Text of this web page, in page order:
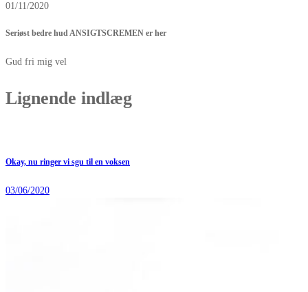
01/11/2020
Seriøst bedre hud ANSIGTSCREMEN er her
Gud fri mig vel
Lignende indlæg
Okay, nu ringer vi sgu til en voksen
03/06/2020